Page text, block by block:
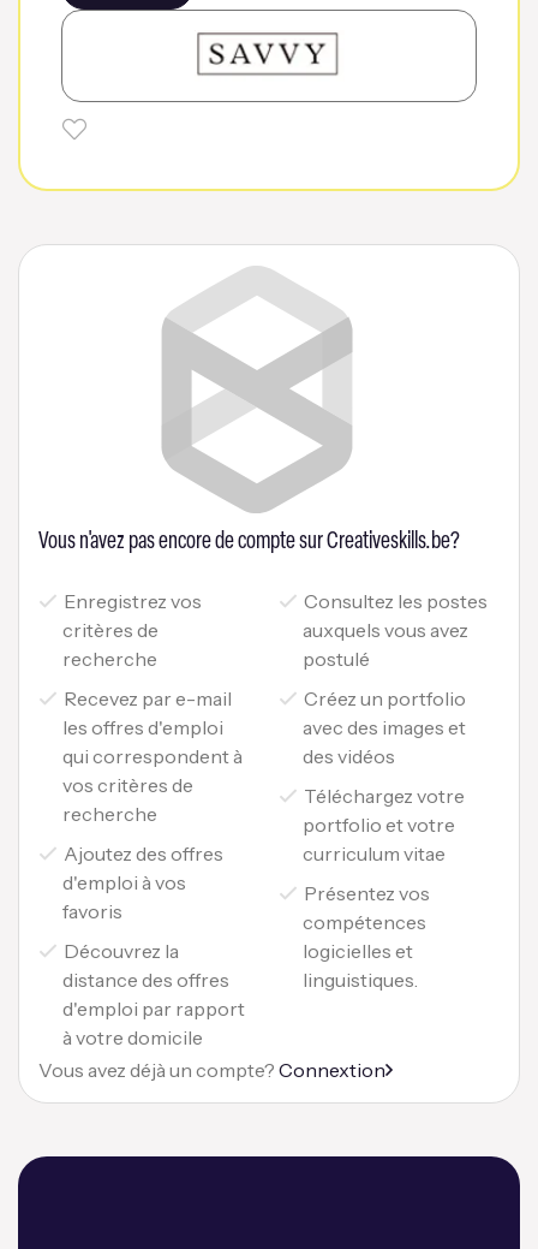
Vous n'avez pas encore de compte sur Creativeskills.be?
Enregistrez vos
critères de
recherche
Recevez par e-mail
les offres d'emploi
qui correspondent à
vos critères de
recherche
Ajoutez des offres
d'emploi à vos
favoris
Découvrez la
distance des offres
d'emploi par rapport
à votre domicile
Consultez les postes
auxquels vous avez
postulé
Créez un portfolio
avec des images et
des vidéos
Téléchargez votre
portfolio et votre
curriculum vitae
Présentez vos
compétences
logicielles et
linguistiques.
Vous avez déjà un compte? Connextion